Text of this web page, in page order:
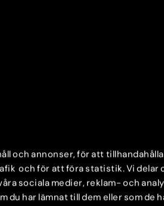
och annonser, för att
och för att föra statistik. Vi delar
sociala medier, reklam- och
du har lämnat till dem eller som de